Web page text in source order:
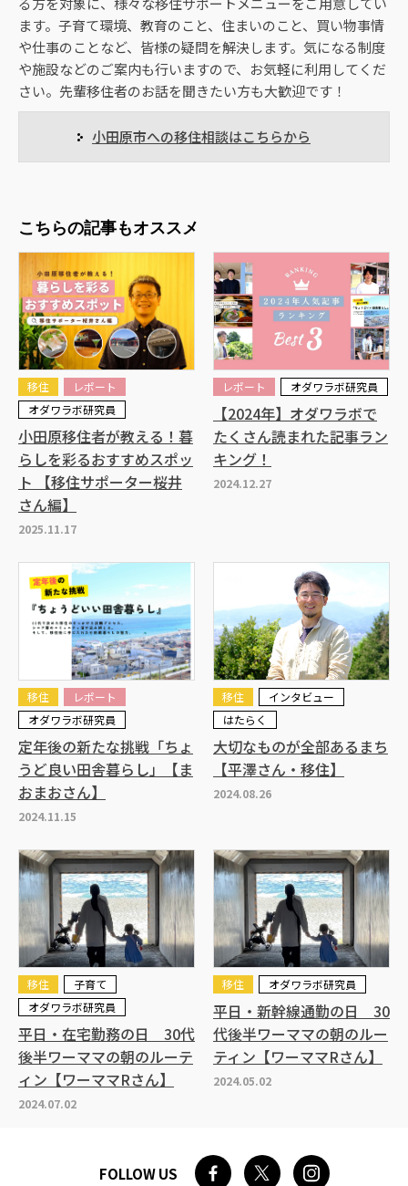
ます。子育て環境、教育のこと、住まいのこと、買い物事情
や仕事のことなど、皆様の疑問を解決します。気になる制度
や施設などのご案内も行いますので、お気軽に利用してくだ
さい。先輩移住者のお話を聞きたい方も大歓迎です！
小田原市への移住相談はこちらから
こちらの記事もオススメ
2025.11.17
移住
レポート
オダワラボ研究員
小田原移住者が教える！暮
らしを彩るおすすめスポッ
ト 【移住サポーター桜井
さん編】
2024.12.27
レポート オダワラボ研究員
【2024年】オダワラボで
たくさん読まれた記事ラン
キング！
2024.11.15
移住
レポート
オダワラボ研究員
定年後の新たな挑戦「ちょ
うど良い田舎暮らし」【ま
おまおさん】
2024.08.26
移住
インタビュー
はたらく
大切なものが全部あるまち
【平澤さん・移住】
2024.07.02
移住
子育て
オダワラボ研究員
平日・在宅勤務の日 30代
後半ワーママの朝のルーテ
ィン【ワーママRさん】
2024.05.02
移住 オダワラボ研究員
平日・新幹線通勤の日 30
代後半ワーママの朝のルー
ティン【ワーママRさん】
FOLLOW US